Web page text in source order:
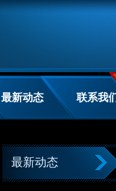
最新动态 联系我
最新动态